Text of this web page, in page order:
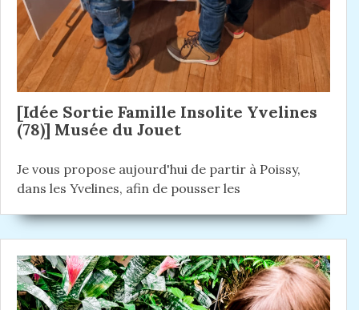
[Idée Sortie Famille Insolite Yvelines
(78)] Musée du Jouet
Je vous propose aujourd'hui de partir à Poissy,
dans les Yvelines, afin de pousser les